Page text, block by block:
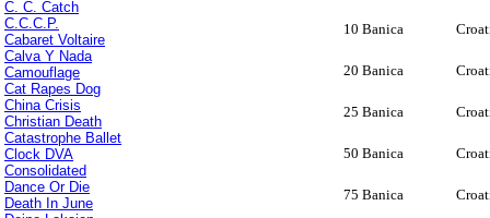
C. C. Catch
C.C.C.P.
Cabaret Voltaire
Calva Y Nada
Camouflage
Cat Rapes Dog
China Crisis
Christian Death
Catastrophe Ballet
Clock DVA
Consolidated
Dance Or Die
Death In June
10 Banica
20 Banica
25 Banica
50 Banica
75 Banica